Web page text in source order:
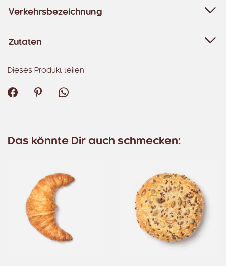
Verkehrsbezeichnung
Zutaten
Dieses Produkt teilen
Facebook
PinterestWhatsApp
Das könnte Dir auch schmecken: